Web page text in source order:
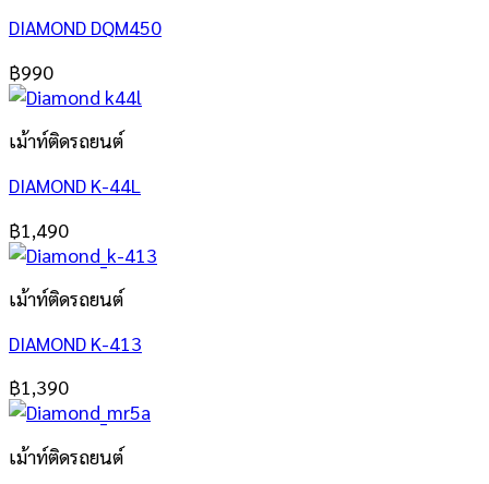
DIAMOND DQM450
฿990
เม้าท์ติดรถยนต์
DIAMOND K-44L
฿1,490
เม้าท์ติดรถยนต์
DIAMOND K-413
฿1,390
เม้าท์ติดรถยนต์